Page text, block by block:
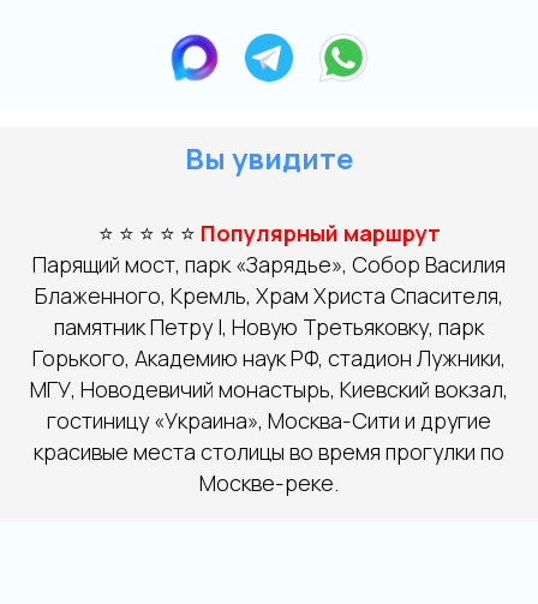
Вы увидите
⭐ ⭐ ⭐ ⭐ ⭐ Популярный маршрут
Парящий мост, парк «Зарядье», Собор Василия
Блаженного, Кремль, Храм Христа Спасителя,
памятник Петру I, Новую Третьяковку, парк
Горького, Академию наук РФ, стадион Лужники,
МГУ, Новодевичий монастырь, Киевский вокзал,
гостиницу «Украина», Москва-Сити и другие
красивые места столицы во время прогулки по
Москве-реке.